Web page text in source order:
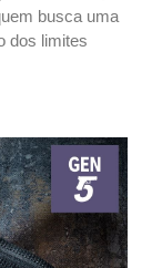
busca uma
dos limites